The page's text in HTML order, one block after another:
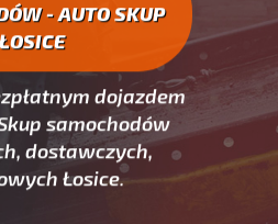
- AUTO SKUP
ŁOSICE
dojazdem
samochodów
dostawczych,
Łosice.